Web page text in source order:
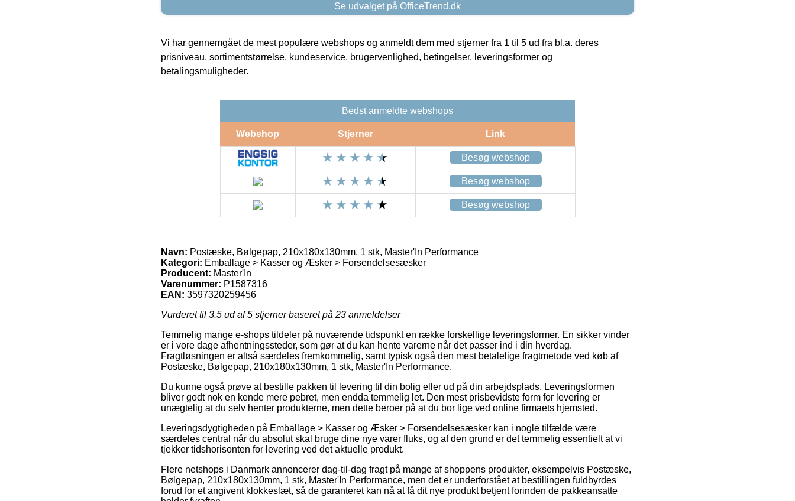
Se udvalget på OfficeTrend.dk
Vi har gennemgået de mest populære webshops og anmeldt dem med stjerner fra 1 til 5 ud fra bl.a. deres
prisniveau, sortimentstørrelse, kundeservice, brugervenlighed, betingelser, leveringsformer og
betalingsmuligheder.
Bedst anmeldte webshops
Webshop Stjerner Link
Besøg webshop
Besøg webshop
Besøg webshop
Navn: Postæske, Bølgepap, 210x180x130mm, 1 stk, Master'In Performance
Kategori: Emballage > Kasser og Æsker > Forsendelsesæsker
Producent: Master'In
Varenummer: P1587316
EAN: 3597320259456
Vurderet til 3.5 ud af 5 stjerner baseret på 23 anmeldelser
Temmelig mange e-shops tildeler på nuværende tidspunkt en række forskellige leveringsformer. En sikker vinder
er i vore dage afhentningssteder, som gør at du kan hente varerne når det passer ind i din hverdag.
Fragtløsningen er altså særdeles fremkommelig, samt typisk også den mest betalelige fragtmetode ved køb af
Postæske, Bølgepap, 210x180x130mm, 1 stk, Master'In Performance.
Du kunne også prøve at bestille pakken til levering til din bolig eller ud på din arbejdsplads. Leveringsformen
bliver godt nok en kende mere pebret, men endda temmelig let. Den mest prisbevidste form for levering er
unægtelig at du selv henter produkterne, men dette beroer på at du bor lige ved online firmaets hjemsted.
Leveringsdygtigheden på Emballage > Kasser og Æsker > Forsendelsesæsker kan i nogle tilfælde være
særdeles central når du absolut skal bruge dine nye varer fluks, og af den grund er det temmelig essentielt at vi
tjekker tidshorisonten for levering ved det aktuelle produkt.
Flere netshops i Danmark annoncerer dag-til-dag fragt på mange af shoppens produkter, eksempelvis Postæske,
Bølgepap, 210x180x130mm, 1 stk, Master'In Performance, men det er underforstået at bestillingen fuldbyrdes
forud for et angivent klokkeslæt, så de garanteret kan nå at få dit nye produkt betjent forinden de pakkeansatte